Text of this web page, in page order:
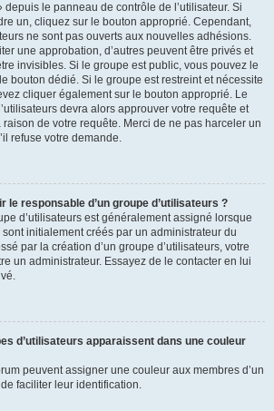
depuis le panneau de contrôle de l’utilisateur. Si
un, cliquez sur le bouton approprié. Cependant,
ne sont pas ouverts aux nouvelles adhésions.
une approbation, d’autres peuvent être privés et
invisibles. Si le groupe est public, vous pouvez le
bouton dédié. Si le groupe est restreint et nécessite
cliquer également sur le bouton approprié. Le
devra alors approuver votre requête et
de votre requête. Merci de ne pas harceler un
refuse votre demande.
le responsable d’un groupe d’utilisateurs ?
d’utilisateurs est généralement assigné lorsque
sont initialement créés par un administrateur du
par la création d’un groupe d’utilisateurs, votre
un administrateur. Essayez de le contacter en lui
d’utilisateurs apparaissent dans une couleur
peuvent assigner une couleur aux membres d’un
faciliter leur identification.